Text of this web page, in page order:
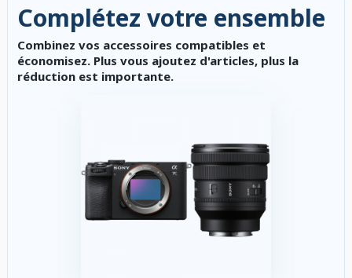
Complétez votre ensemble
Combinez vos accessoires compatibles et
économisez. Plus vous ajoutez d'articles, plus la
réduction est importante.